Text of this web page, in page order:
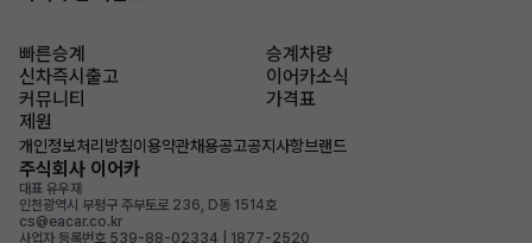
빠른승계
승계차량
신차즉시출고
이어카소식
커뮤니티
가격표
제원
개인정보처리방침이용약관채용공고공지사항브랜드
주식회사 이어카
대표 유우재
인천광역시 부평구 주부토로 236, D동 1514호
cs@eacar.co.kr
사업자 등록번호 539-88-02334 | 1877-2520